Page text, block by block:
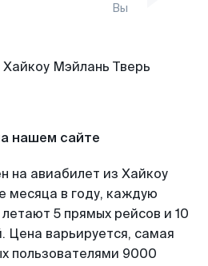
Вы
нашем сайте
на авиабилет из Хайкоу
месяца в году, каждую
5 прямых рейсов и 10
Цена варьируется, самая
пользователями 9000